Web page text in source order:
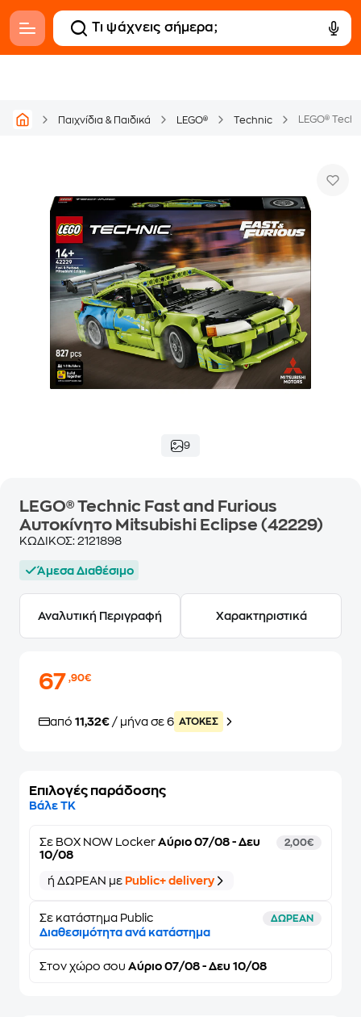
Παιχνίδια & Παιδικά LEGO® Technic
9
LEGO® Technic Fast and Furious
Αυτοκίνητο Mitsubishi Eclipse (42229)
ΚΩΔΙΚΟΣ: 2121898
Άμεσα Διαθέσιμο
Αναλυτική Περιγραφή Χαρακτηριστικά
67,90€
από 11,32€ / μήνα σε 6 ATOKEΣ
Επιλογές παράδοσης
Βάλε ΤΚ
Σε BOX NOW Locker Αύριο 07/08 - Δευ
10/08
2,00€
ή ΔΩΡΕΑΝ με Public+ delivery
Σε κατάστημα Public ΔΩΡΕΑΝ
Διαθεσιμότητα ανά κατάστημα
Στον χώρο σου Αύριο 07/08 - Δευ 10/08